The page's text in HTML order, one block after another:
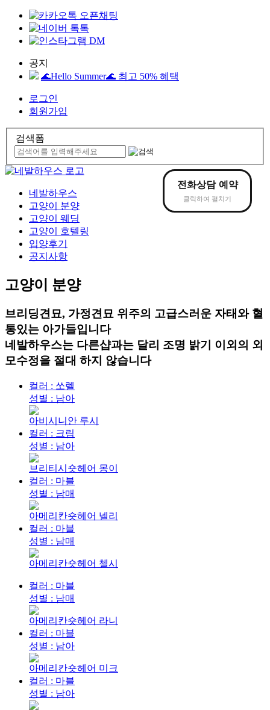
전화상담 예약
클릭하여 펼치기
공지
🌊Hello Summer🌊 최고 50% 혜택
로그인
회원가입
검색폼
네발하우스
고양이 분양
고양이 웨딩
고양이 호텔링
입양후기
공지사항
고양이 분양
브리딩견묘, 가정견묘 위주의 고급스러운 자태와 혈
통있는 아가들입니다
네발하우스는 다른샵과는 달리 조명 밝기 이외의 외
모수정을 절대 하지 않습니다
컬러 : 쏘렐
성별 : 남아
아비시니안 루시
컬러 : 크림
성별 : 남아
브리티시숏헤어 몽이
컬러 : 마블
성별 : 남매
아메리칸숏헤어 넬리
컬러 : 마블
성별 : 남매
아메리칸숏헤어 첼시
컬러 : 마블
성별 : 남매
아메리칸숏헤어 라니
컬러 : 마블
성별 : 남아
아메리칸숏헤어 미크
컬러 : 마블
성별 : 남아